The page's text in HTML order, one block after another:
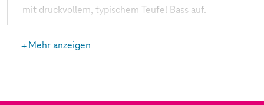
mit druckvollem, typischem Teufel Bass auf.
Leistungsstarker Bluetooth-Speaker bei der die
Mehr anzeigen